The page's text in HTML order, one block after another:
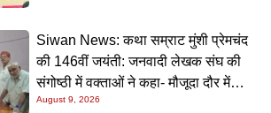
Siwan News: कथा सम्राट मुंशी प्रेमचंद
की 146वीं जयंती: जनवादी लेखक संघ की
संगोष्ठी में वक्ताओं ने कहा- मौजूदा दौर में
प्रेमचंद की रचनाएं और अधिक प्रासंगिक
August 9, 2026